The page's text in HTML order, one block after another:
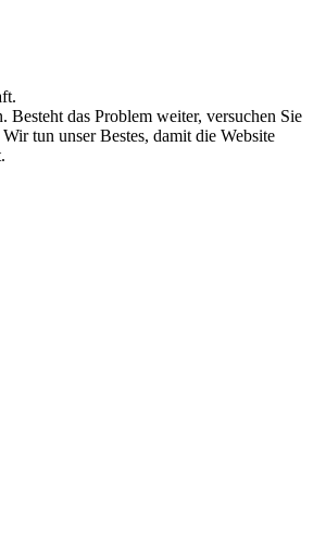
Besteht das Problem weiter, versuchen Sie
tun unser Bestes, damit die Website